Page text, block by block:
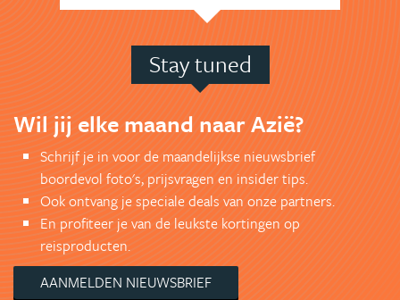
Stay tuned
Wil jij elke maand naar Azië?
Schrijf je in voor de maandelijkse nieuwsbrief
boordevol foto's, prijsvragen en insider tips.
Ook ontvang je speciale deals van onze partners.
En profiteer je van de leukste kortingen op
reisproducten.
AANMELDEN NIEUWSBRIEF